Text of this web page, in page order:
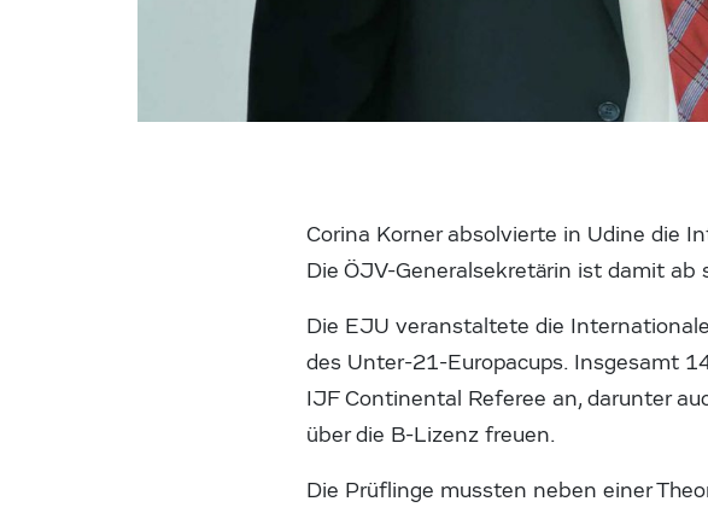
Corina Korner absolvierte in Udine die
Die ÖJV-Generalsekretärin ist damit
Die EJU veranstaltete die
des Unter-21-Europacups. Insgesamt
IJF Continental Referee an, darunter
über die B-Lizenz freuen.
Die Prüflinge mussten neben einer